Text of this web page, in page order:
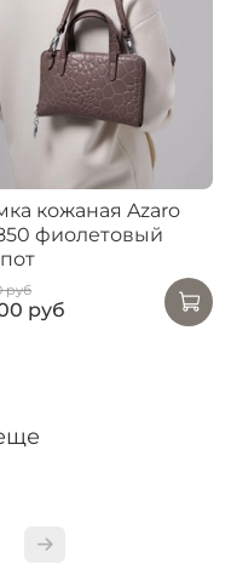
кожаная Azaro
фиолетовый
руб
руб